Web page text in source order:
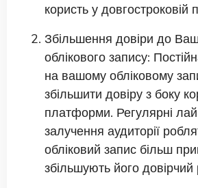
користь у довгостроковій
Збільшення довіри до
облікового запису:
на вашому обліковому
збільшити довіру з боку
платформи. Регулярні
залучення аудиторії
обліковий запис більш
збільшують його довірчий